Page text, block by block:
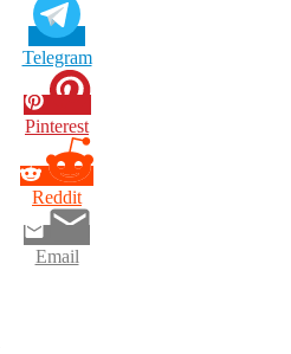
Telegram
Pinterest
Reddit
Email